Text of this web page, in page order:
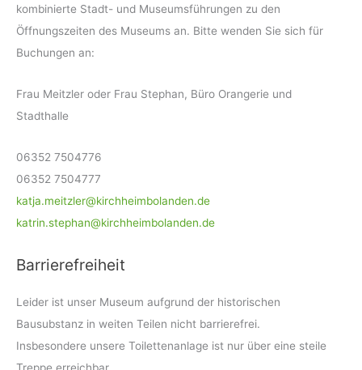
kombinierte Stadt- und Museumsführungen zu den
Öffnungszeiten des Museums an. Bitte wenden Sie sich für
Buchungen an:
Frau Meitzler oder Frau Stephan, Büro Orangerie und
Stadthalle
06352 7504776
06352 7504777
katja.meitzler@kirchheimbolanden.de
katrin.stephan@kirchheimbolanden.de
Barrierefreiheit
Leider ist unser Museum aufgrund der historischen
Bausubstanz in weiten Teilen nicht barrierefrei.
Insbesondere unsere Toilettenanlage ist nur über eine steile